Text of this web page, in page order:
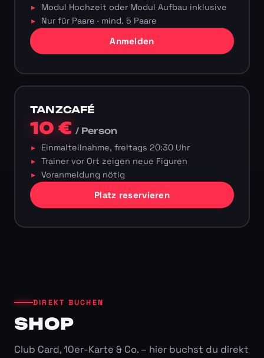
Modul Hochzeit oder Modul Aufbau inklusive
Nur für Paare · mind. 5 Paare
Anmelden
TANZCAFÉ
10 €/ Person
Einmalteilnahme, freitags 20:30 Uhr
Trainer vor Ort zeigen neue Figuren
Voranmeldung nötig
Platz reservieren
DIREKT BUCHEN
SHOP
Club Card, 10er-Karte & Co. – hier buchst du direkt